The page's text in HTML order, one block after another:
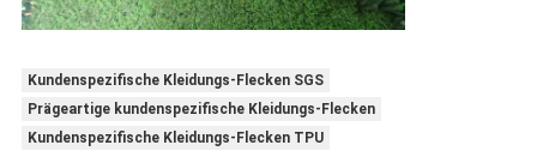
Kundenspezifische Kleidungs-Flecken SGS
Prägeartige kundenspezifische Kleidungs-Flecken
Kundenspezifische Kleidungs-Flecken TPU